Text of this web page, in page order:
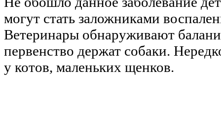
могут стать заложниками
Ветеринары обнаруживают
первенство держат собаки.
у котов, маленьких щенков.